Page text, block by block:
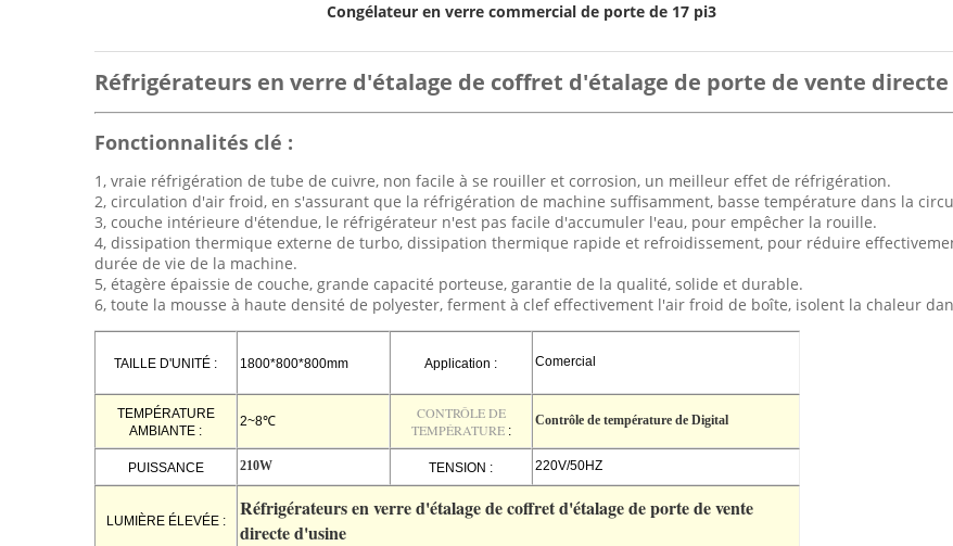
Congélateur en verre commercial de porte de 17 pi3
Réfrigérateurs en verre d'étalage de coffret d'étalage de porte de vente
Fonctionnalités clé :
1, vraie réfrigération de tube de cuivre, non facile à se rouiller et corrosion, un meilleur effet de réfrigération.
2, circulation d'air froid, en s'assurant que la réfrigération de machine suffisamment, basse température dans la
3, couche intérieure d'étendue, le réfrigérateur n'est pas facile d'accumuler l'eau, pour empêcher la rouille.
4, dissipation thermique externe de turbo, dissipation thermique rapide et refroidissement, pour réduire
durée de vie de la machine.
5, étagère épaissie de couche, grande capacité porteuse, garantie de la qualité, solide et durable.
6, toute la mousse à haute densité de polyester, ferment à clef effectivement l'air froid de boîte, isolent la chaleur
TAILLE D'UNITÉ : 1800*800*800mm Application : Comercial
TEMPÉRATURE
AMBIANTE :
2~8℃
CONTRÔLE DE
TEMPÉRATURE :
Contrôle de température de Digital
PUISSANCE 210W TENSION : 220V/50HZ
LUMIÈRE ÉLEVÉE :
Réfrigérateurs en verre d'étalage de coffret d'étalage de porte de vente
directe d'usine